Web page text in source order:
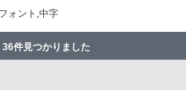
ォント,中字
件見つかりました